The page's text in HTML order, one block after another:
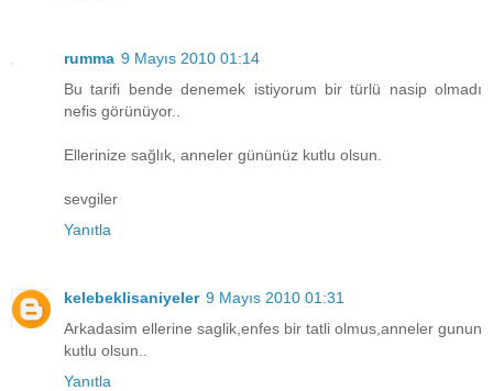
rumma 9 Mayıs 2010 01:14
Bu tarifi bende denemek istiyorum bir türlü nasip olmadı
nefis görünüyor..
Ellerinize sağlık, anneler gününüz kutlu olsun.
sevgiler
Yanıtla
kelebeklisaniyeler 9 Mayıs 2010 01:31
Arkadasim ellerine saglik,enfes bir tatli olmus,anneler gunun
kutlu olsun..
Yanıtla